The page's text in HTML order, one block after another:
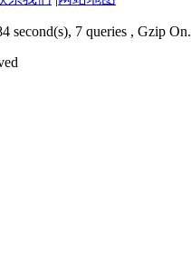
second(s), 7 queries , Gzip On.